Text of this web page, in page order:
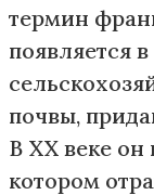
термин
появляется
почвы,
В XX веке он
котором